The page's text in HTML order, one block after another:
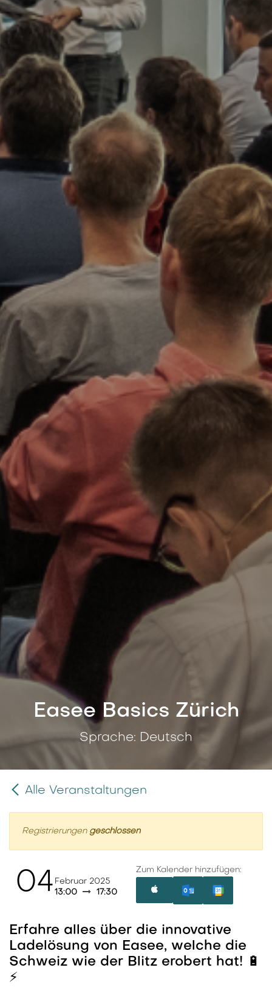
Easee Basics Zürich
Sprache: Deutsch
Alle Veranstaltungen
Registrierungen geschlossen
04 Februar 2025
13:00
17:30
Zum Kalender hinzufügen:
Erfahre alles über die innovative
Ladelösung von Easee, welche die
Schweiz wie der Blitz erobert hat! 🔋
⚡